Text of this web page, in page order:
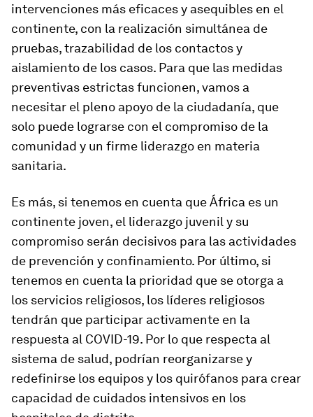
intervenciones más eficaces y asequibles en el
continente, con la realización simultánea de
pruebas, trazabilidad de los contactos y
aislamiento de los casos. Para que las medidas
preventivas estrictas funcionen, vamos a
necesitar el pleno apoyo de la ciudadanía, que
solo puede lograrse con el compromiso de la
comunidad y un firme liderazgo en materia
sanitaria.
Es más, si tenemos en cuenta que África es un
continente joven, el liderazgo juvenil y su
compromiso serán decisivos para las actividades
de prevención y confinamiento. Por último, si
tenemos en cuenta la prioridad que se otorga a
los servicios religiosos, los líderes religiosos
tendrán que participar activamente en la
respuesta al COVID-19. Por lo que respecta al
sistema de salud, podrían reorganizarse y
redefinirse los equipos y los quirófanos para crear
capacidad de cuidados intensivos en los